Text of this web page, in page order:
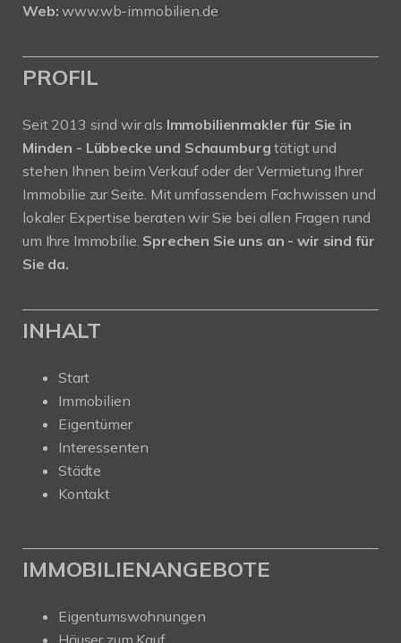
Web: www.wb-immobilien.de
PROFIL
Seit 2013 sind wir als Immobilienmakler für Sie in
Minden - Lübbecke und Schaumburgtätigt und
stehen Ihnen beim Verkauf oder der Vermietung Ihrer
Immobilie zur Seite. Mit umfassendem Fachwissen und
lokaler Expertise beraten wir Sie bei allen Fragen rund
um Ihre Immobilie. Sprechen Sie uns an - wir sind für
Sie da.
INHALT
Start
Immobilien
Eigentümer
Interessenten
Städte
Kontakt
IMMOBILIENANGEBOTE
Eigentumswohnungen
Häuser zum Kauf